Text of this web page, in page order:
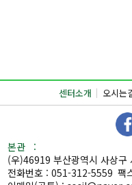
센터소개 오시는
본관 :
(우)46919 부산광역시 사상
전화번호 : 051-312-5559 팩